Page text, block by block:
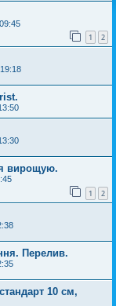
1 2
вирощую.
1 2
Перелив.
10 см,